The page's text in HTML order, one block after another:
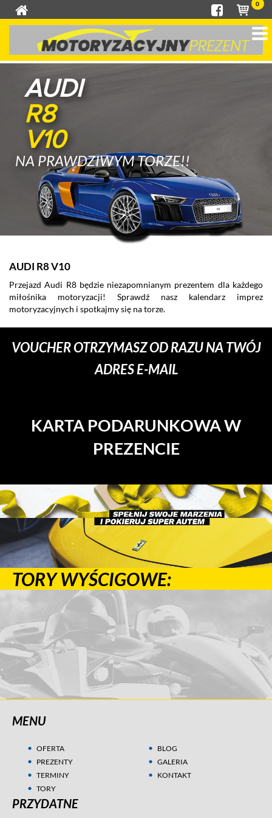
0
AUDI
R8
V10
NA PRAWDZIWYM TORZE!!
AUDI R8 V10
Przejazd Audi R8 będzie niezapomnianym prezentem dla każdego
miłośnika motoryzacji! Sprawdź nasz kalendarz imprez
motoryzacyjnych i spotkajmy się na torze.
VOUCHER OTRZYMASZ OD RAZU NA TWÓJ
ADRES E-MAIL
KARTA PODARUNKOWA W
PREZENCIE
TORY WYŚCIGOWE:
MENU
OFERTA
PREZENTY
TERMINY
TORY
BLOG
GALERIA
KONTAKT
PRZYDATNE